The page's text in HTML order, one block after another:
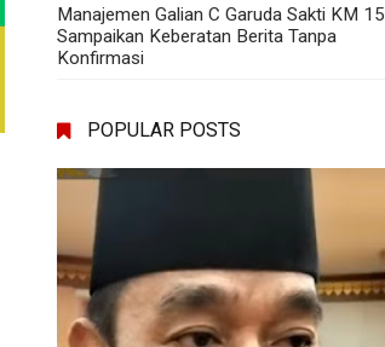
Manajemen Galian C Garuda Sakti KM 15
Sampaikan Keberatan Berita Tanpa
Konfirmasi
POPULAR POSTS